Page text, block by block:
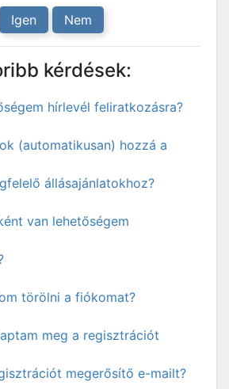
Igen Nem
kérdések:
hírlevél feliratkozásra?
(automatikusan) hozzá a
állásajánlatokhoz?
van lehetőségem
törölni a fiókomat?
meg a regisztrációt
megerősítő e-mailt?